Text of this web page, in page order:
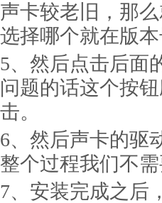
声卡较老旧，那
选择哪个就在版本
5、然后点击后面
问题的话这个按
击。
6、然后声卡的驱
整个过程我们不需
7、安装完成之后